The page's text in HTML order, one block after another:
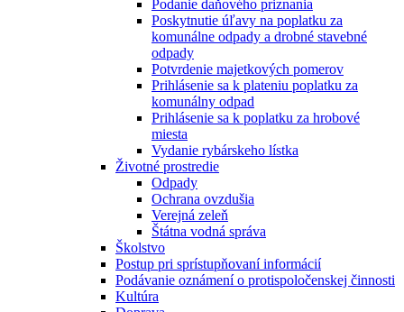
Podanie daňového priznania
Poskytnutie úľavy na poplatku za
komunálne odpady a drobné stavebné
odpady
Potvrdenie majetkových pomerov
Prihlásenie sa k plateniu poplatku za
komunálny odpad
Prihlásenie sa k poplatku za hrobové
miesta
Vydanie rybárskeho lístka
Životné prostredie
Odpady
Ochrana ovzdušia
Verejná zeleň
Štátna vodná správa
Školstvo
Postup pri sprístupňovaní informácií
Podávanie oznámení o protispoločenskej činnosti
Kultúra